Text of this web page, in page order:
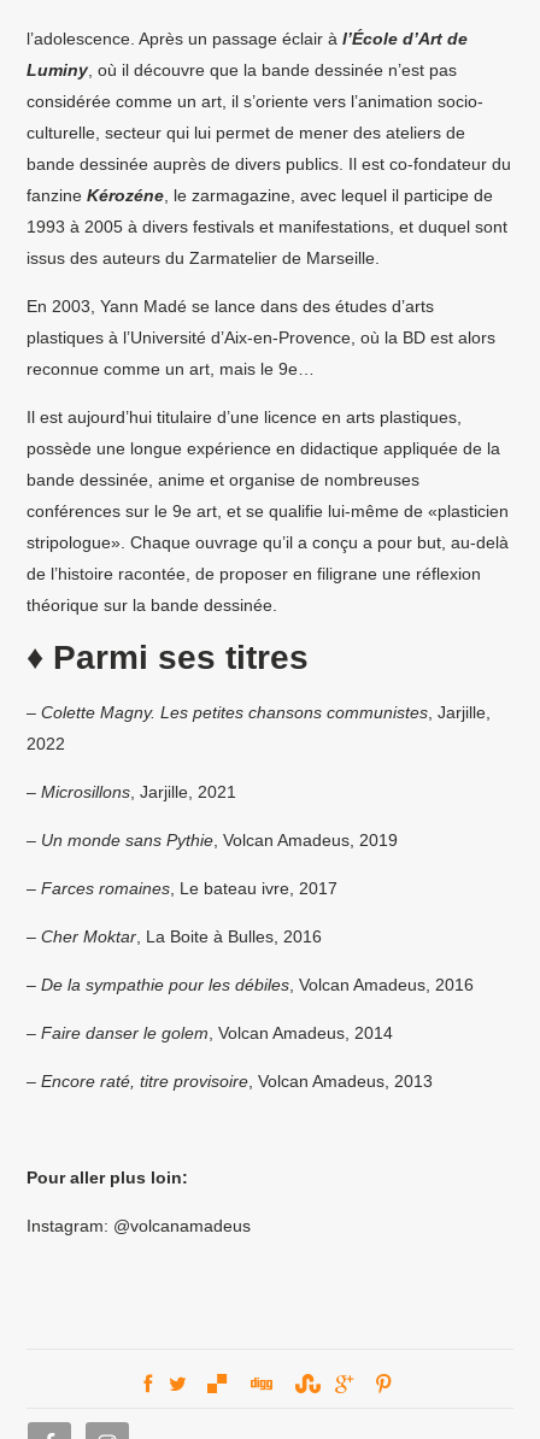
l’adolescence. Après un passage éclair à l’École d’Art de
Luminy, où il découvre que la bande dessinée n’est pas
considérée comme un art, il s’oriente vers l’animation socio-
culturelle, secteur qui lui permet de mener des ateliers de
bande dessinée auprès de divers publics. Il est co-fondateur du
fanzine Kérozéne, le zarmagazine, avec lequel il participe de
1993 à 2005 à divers festivals et manifestations, et duquel sont
issus des auteurs du Zarmatelier de Marseille.
En 2003, Yann Madé se lance dans des études d’arts
plastiques à l’Université d’Aix-en-Provence, où la BD est alors
reconnue comme un art, mais le 9e…
Il est aujourd’hui titulaire d’une licence en arts plastiques,
possède une longue expérience en didactique appliquée de la
bande dessinée, anime et organise de nombreuses
conférences sur le 9e art, et se qualifie lui-même de «plasticien
stripologue». Chaque ouvrage qu’il a conçu a pour but, au-delà
de l’histoire racontée, de proposer en filigrane une réflexion
théorique sur la bande dessinée.
♦ Parmi ses titres
– Colette Magny. Les petites chansons communistes, Jarjille,
2022
– Microsillons, Jarjille, 2021
– Un monde sans Pythie, Volcan Amadeus, 2019
– Farces romaines, Le bateau ivre, 2017
– Cher Moktar, La Boite à Bulles, 2016
– De la sympathie pour les débiles, Volcan Amadeus, 2016
– Faire danser le golem , Volcan Amadeus, 2014
– Encore raté, titre provisoire, Volcan Amadeus, 2013
Pour aller plus loin:
Instagram: @volcanamadeus